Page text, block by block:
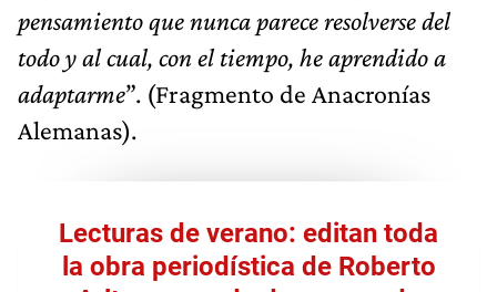
pensamiento que nunca parece resolverse del
todo y al cual, con el tiempo, he aprendido a
adaptarme”. (Fragmento de Anacronías
Alemanas).
Lecturas de verano: editan toda
la obra periodística de Roberto